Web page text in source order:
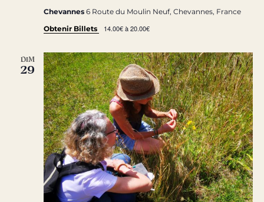
Chevannes 6 Route du Moulin Neuf, Chevannes, France
Obtenir Billets
14.00€ à 20.00€
DIM
29